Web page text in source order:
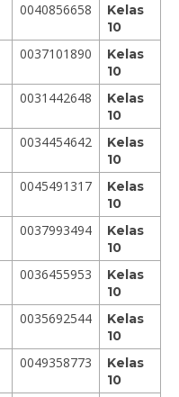
0040856658
Kelas
10
0037101890
Kelas
10
0031442648
Kelas
10
0034454642
Kelas
10
0045491317
Kelas
10
0037993494
Kelas
10
0036455953
Kelas
10
0035692544
Kelas
10
0049358773
Kelas
10